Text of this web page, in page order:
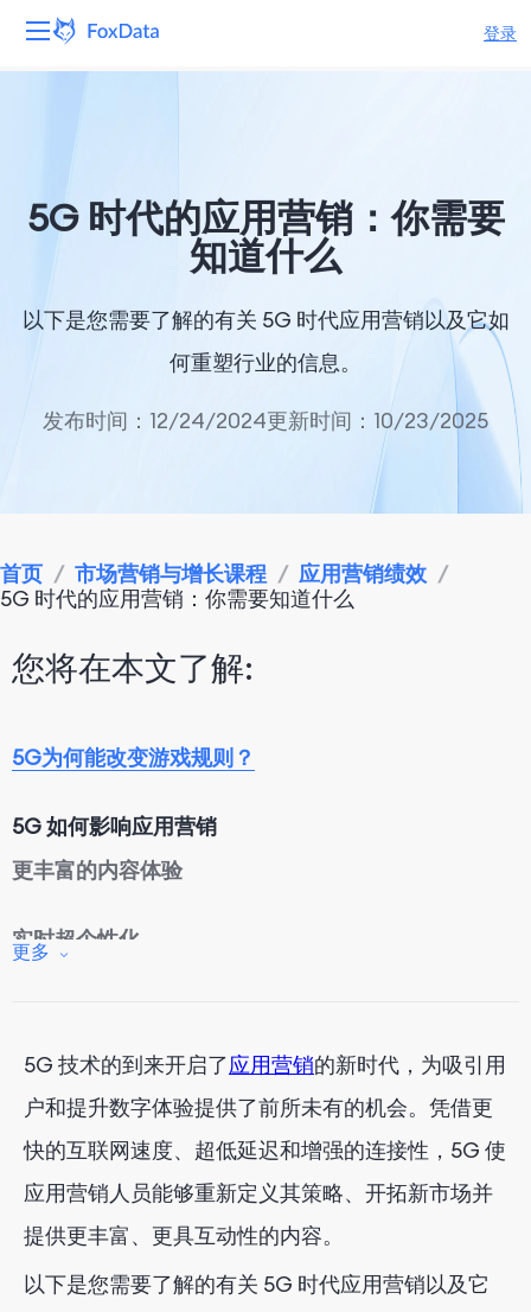
登录
解决方案
公司
5G 时代的应用营销：你需要
知道什么
以下是您需要了解的有关 5G 时代应用营销以及它如
何重塑行业的信息。
发布时间：12/24/2024更新时间：10/23/2025
首页 / 市场营销与增长课程 / 应用营销绩效 /
5G 时代的应用营销：你需要知道什么
您将在本文了解:
5G为何能改变游戏规则？
5G 如何影响应用营销
更丰富的内容体验
实时超个性化
扩大市场覆盖范围
5G 推动各行各业的应用创新
游戏应用程序
更多
5G 技术的到来开启了应用营销的新时代 ，为吸引用
户和提升数字体验提供了前所未有的机会。凭借更
快的互联网速度、超低延迟和增强的连接性，5G 使
应用营销人员能够重新定义其策略、开拓新市场并
提供更丰富、更具互动性的内容。
以下是您需要了解的有关 5G 时代应用营销以及它